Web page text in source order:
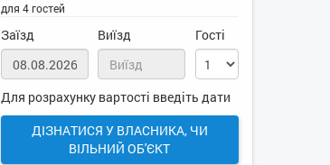
для 4 гостей
Заїзд Виїзд Гості
Для розрахунку вартості введіть дати
ДІЗНАТИСЯ У ВЛАСНИКА, ЧИ
ВІЛЬНИЙ ОБ'ЄКТ